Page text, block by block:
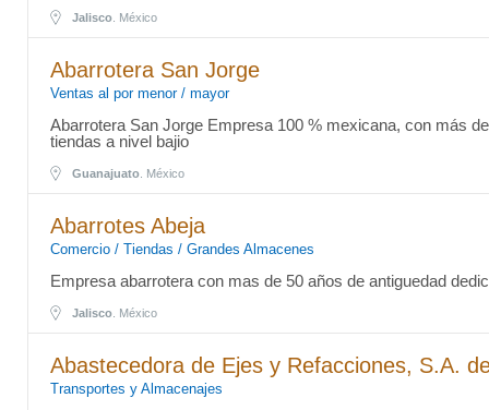
Jalisco . México
Abarrotera San Jorge
Ventas al por menor / mayor
Abarrotera San Jorge Empresa 100 % mexicana, con más
tiendas a nivel bajio
Guanajuato . México
Abarrotes Abeja
Comercio / Tiendas / Grandes Almacenes
Empresa abarrotera con mas de 50 años de antiguedad
Jalisco . México
Abastecedora de Ejes y Refacciones, S.A.
Transportes y Almacenajes